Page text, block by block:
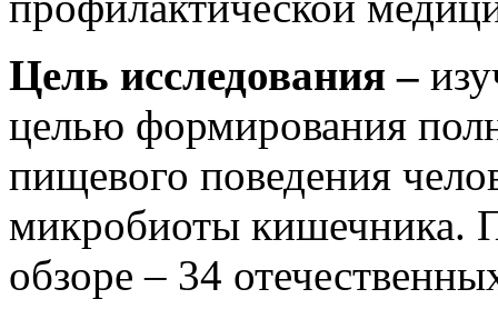
Цель исследования –
целью формирования
пищевого поведения
микробиоты кишечника.
обзоре – 34